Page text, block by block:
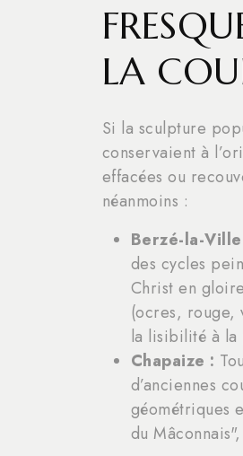
LA
Si la sculpture
conservaient à
effacées ou
néanmoins :
Berzé-la-
des cycles
Christ en
(ocres, rouge,
la lisibilité à la
Chapaize :
d’anciennes
géométriques
du